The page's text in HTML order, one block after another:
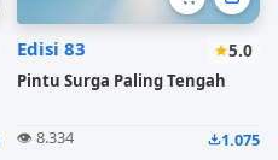
Edisi 83 5.0
Pintu Surga Paling Tengah
👁️ 8.334 1.075